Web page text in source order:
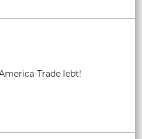
Trade lebt!